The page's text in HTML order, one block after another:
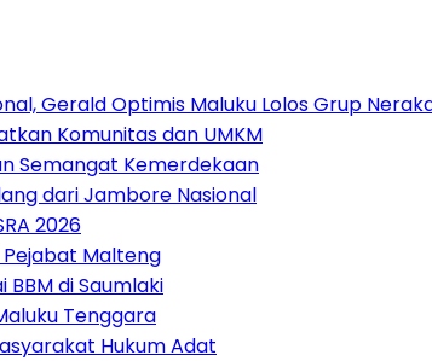
Gerald Optimis Maluku Lolos Grup
Komunitas dan UMKM
Semangat Kemerdekaan
dari Jambore Nasional
2026
Pejabat Malteng
di Saumlaki
Tenggara
Hukum Adat